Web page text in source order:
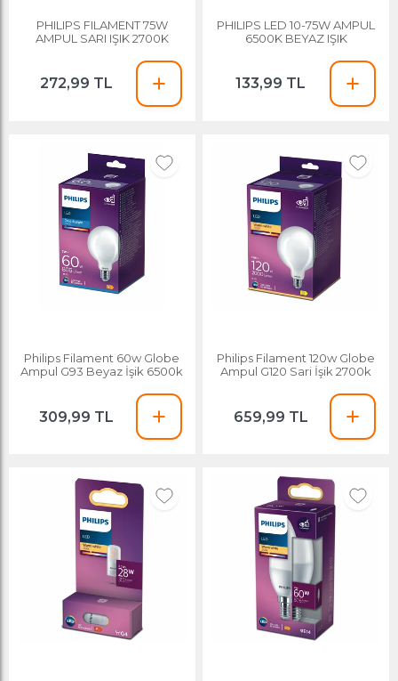
PHILIPS FILAMENT 75W
AMPUL SARI IŞIK 2700K
272,99 TL
PHILIPS LED 10-75W AMPUL
6500K BEYAZ IŞIK
133,99 TL
Philips Filament 60w Globe
Ampul G93 Beyaz İşik 6500k
309,99 TL
Philips Filament 120w Globe
Ampul G120 Sari İşik 2700k
659,99 TL